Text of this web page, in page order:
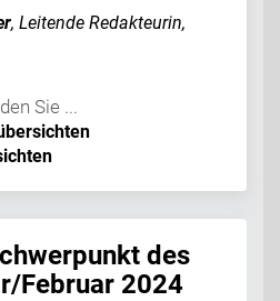
, Leitende Redakteurin,
Sie ...
des
Februar 2024